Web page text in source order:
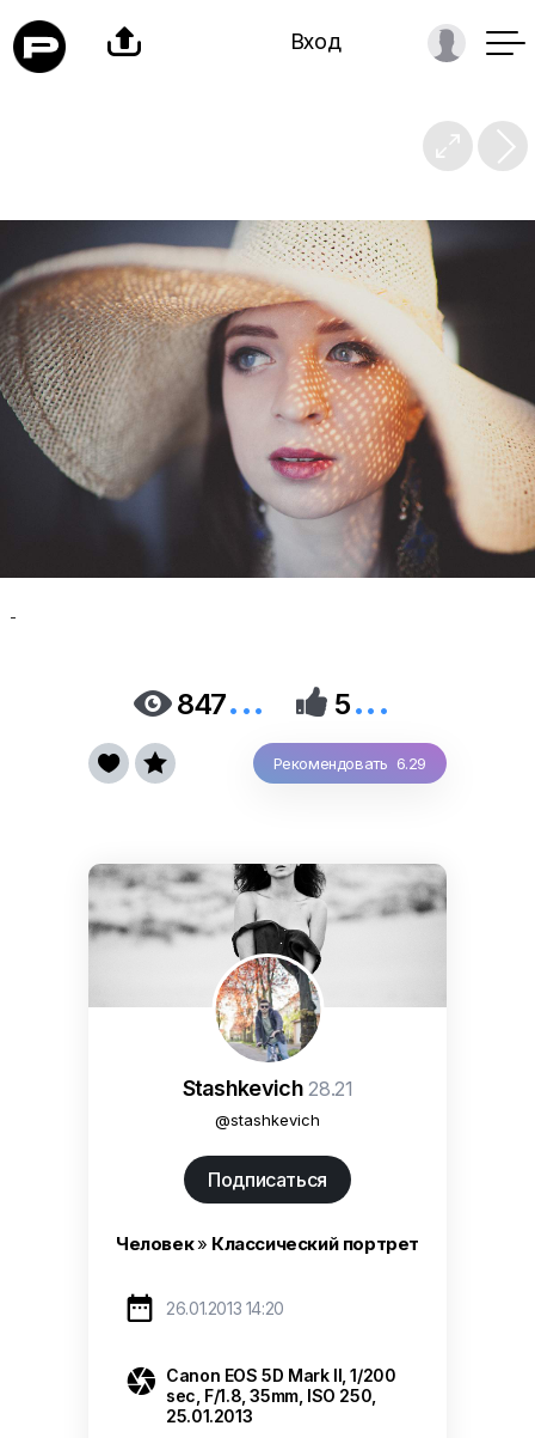
 Вход

-
847...  5...
Рекомендовать 6.29
 
Stashkevich 28.21
@stashkevich
Подписаться
Человек» Классический портрет
 26.01.2013 14:20
 Canon EOS 5D Mark II, 1/200
sec, F/1.8, 35mm, ISO 250,
25.01.2013